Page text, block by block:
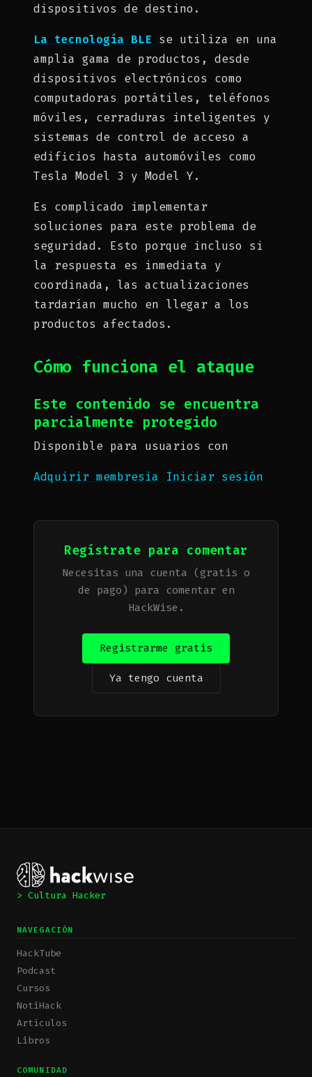
dispositivos de destino.
La tecnología BLE se utiliza en una
amplia gama de productos, desde
dispositivos electrónicos como
computadoras portátiles, teléfonos
móviles, cerraduras inteligentes y
sistemas de control de acceso a
edificios hasta automóviles como
Tesla Model 3 y Model Y.
Es complicado implementar
soluciones para este problema de
seguridad. Esto porque incluso si
la respuesta es inmediata y
coordinada, las actualizaciones
tardarían mucho en llegar a los
productos afectados.
Cómo funciona el ataque
Este contenido se encuentra
parcialmente protegido
Disponible para usuarios con
Adquirir membresia Iniciar sesión
Regístrate para comentar
Necesitas una cuenta (gratis o
de pago) para comentar en
HackWise.
Registrarme gratis
Ya tengo cuenta
> Cultura Hacker
NAVEGACIÓN
HackTube
Podcast
Cursos
NotiHack
Artículos
Libros
COMUNIDAD